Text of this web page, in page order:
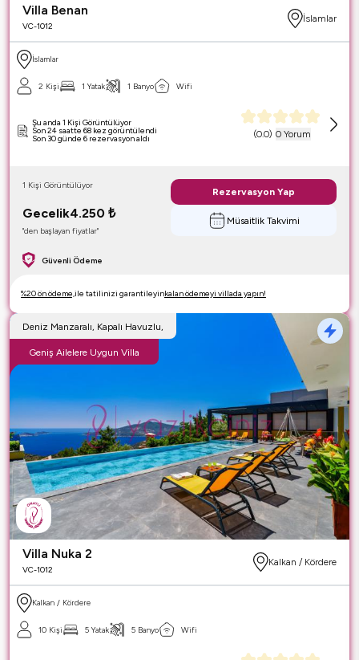
Villa Benan
VC-1012
İslamlar
İslamlar
2 Kişi 1 Yatak 1 Banyo Wifi
(0.0) 0 Yorum
Şu anda 1 Kişi Görüntülüyor
Son 24 saatte 68 kez görüntülendi
Son 30 günde 6 rezervasyon aldı
Güvenli Ödeme
Gecelik4.250 ₺
"den başlayan fiyatlar"
1 Kişi Görüntülüyor
Rezervasyon Yap
Müsaitlik Takvimi
%20 ön ödeme,ile tatilinizi garantileyinkalan ödemeyi villada yapın!
Deniz Manzaralı, Kapalı Havuzlu,
Geniş Ailelere Uygun Villa
Villa Nuka 2
VC-1012
Kalkan / Kördere
Kalkan / Kördere
10 Kişi 5 Yatak 5 Banyo Wifi